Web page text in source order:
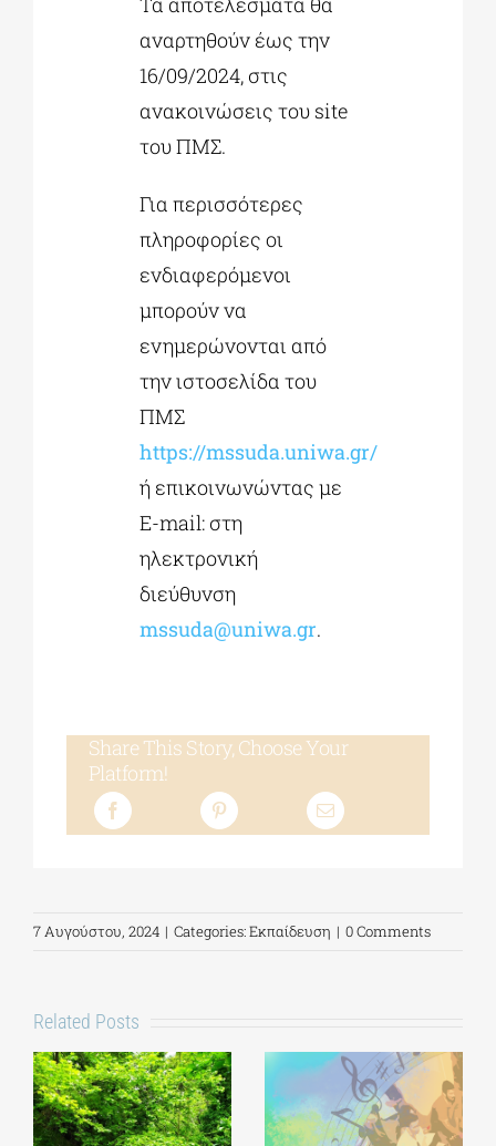
αναρτηθούν έως την
16/09/2024, στις
ανακοινώσεις του site
του ΠΜΣ.
Για περισσότερες
πληροφορίες οι
ενδιαφερόμενοι
μπορούν να
ενημερώνονται από
την ιστοσελίδα του
ΠΜΣ
https://mssuda.uniwa.gr/
ή επικοινωνώντας με
E-mail: στη
ηλεκτρονική
διεύθυνση
mssuda@uniwa.gr.
Share This Story, Choose Your
Platform!
7 Αυγούστου, 2024 | Categories:Εκπαίδευση | 0 Comments
Related Posts